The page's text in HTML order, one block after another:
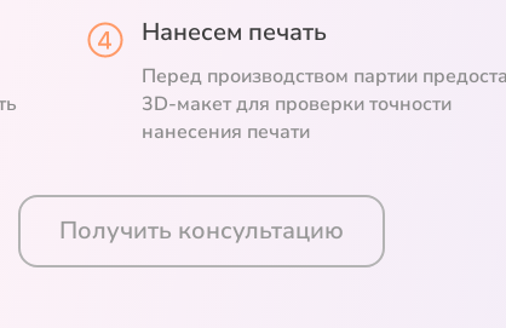
Нанесем печать
Перед производством партии
3D-макет для проверки точности
нанесения печати
Получить консультацию